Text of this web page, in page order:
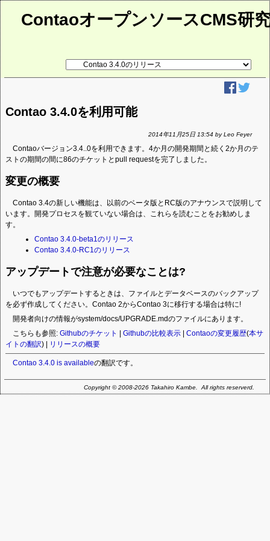
ContaoオープンソースCMS研
ジ
Contao 3.4.0を利用可能
2014年11月25日 13:54 by Leo Feyer
Contaoバージョン3.4..0を利用できます。4か月の開発期間と続く2か月のテ
ストの期間の間に86のチケットとpull requestを完了しました。
変更の概要
Contao 3.4の新しい機能は、以前のベータ版とRC版のアナウンスで説明して
います。開発プロセスを観ていない場合は、これらを読むことをお勧めしま
す。
Contao 3.4.0-beta1のリリース
Contao 3.4.0-RC1のリリース
アップデートで注意が必要なことは?
いつでもアップデートするときは、ファイルとデータベースのバックアップ
を必ず作成してください。Contao 2からContao 3に移行する場合は特に!
開発者向けの情報がsystem/docs/UPGRADE.mdのファイルにあります。
こちらも参照:Githubのチケット |Githubの比較表示 |Contaoの変更履歴(本サ
イトの翻訳) | リリースの概要
Contao 3.4.0 is availableの翻訳です。
Copyright © 2008-2026 Takahiro Kambe. All rights reserverd.